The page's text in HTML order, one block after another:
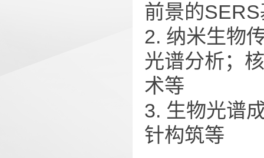
前景的
2. 纳米生物
光谱分析；
术等
3. 生物光谱
针构筑等